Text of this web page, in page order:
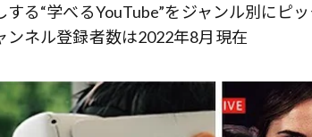
する“学べるYouTube”をジャンル別にピ
ンネル登録者数は2022年8月現在